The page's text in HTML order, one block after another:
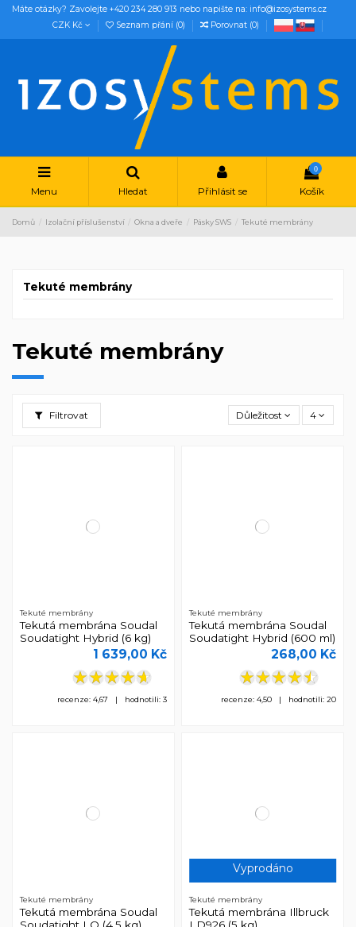
Máte otázky? Zavolejte +420 234 280 913 nebo napište na: info@izosystems.cz
CZK Kč
Seznam přání (0) Porovnat (0)
Menu Hledat Přihlásit se
0
Košík
Domů Izolační příslušenství Okna a dveře Pásky SWS Tekuté membrány
Tekuté membrány
Filtrovat Důležitost 4
Tekuté membrány
Tekutá membrána Soudal
Soudatight Hybrid (6 kg)
1 639,00 Kč
recenze: 4,67 | hodnotili: 3
Tekuté membrány
Tekutá membrána Soudal
Soudatight Hybrid (600 ml)
268,00 Kč
recenze: 4,50 | hodnotili: 20
Tekuté membrány
Tekutá membrána Soudal
Vyprodáno
Tekuté membrány
Tekutá membrána Illbruck
Tekuté membrány